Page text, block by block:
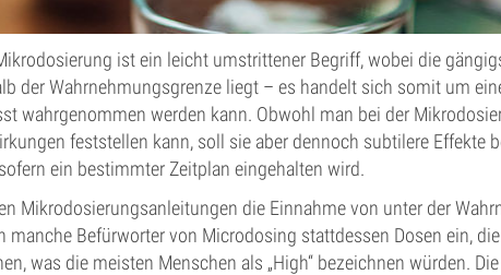
ist ein leicht umstrittener Begriff, wobei die
der Wahrnehmungsgrenze liegt – es handelt sich somit um
wahrgenommen werden kann. Obwohl man bei der
feststellen kann, soll sie aber dennoch subtilere Effekte
ein bestimmter Zeitplan eingehalten wird.
Mikrodosierungsanleitungen die Einnahme von unter der
manche Befürworter von Microdosing stattdessen Dosen ein,
was die meisten Menschen als „High“ bezeichnen würden.